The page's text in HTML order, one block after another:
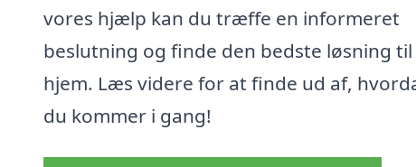
vores hjælp kan du træffe en informeret
beslutning og finde den bedste løsning
hjem. Læs videre for at finde ud af,
du kommer i gang!